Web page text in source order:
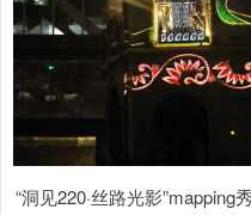
“洞见220·丝路光影